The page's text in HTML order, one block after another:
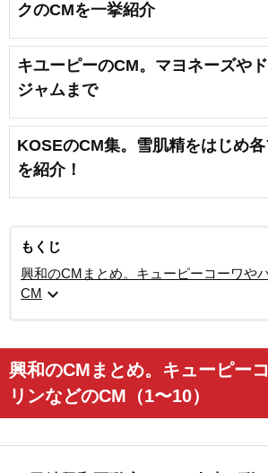
クのCMを一挙紹介
キユーピーのCM。マヨネーズや
ジャムまで
KOSEのCM集。雪肌精をはじめ
を紹介！
もくじ
興和のCMまとめ。キューピーコーワや
CM expand_more
興和のCMまとめ。キューピー
リンなどのCM（1〜10）